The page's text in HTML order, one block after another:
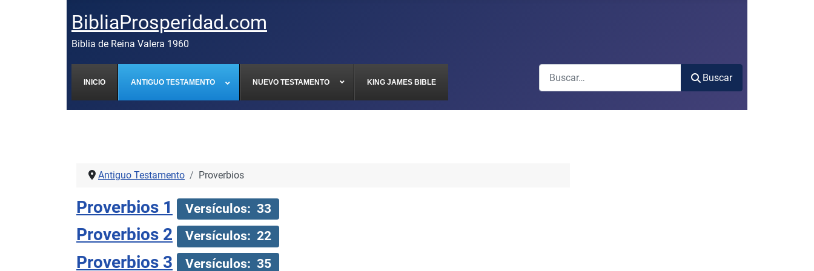
BibliaProsperidad.com
Biblia de Reina Valera 1960
INICIO ANTIGUO TESTAMENTO NUEVO TESTAMENTO KING JAMES BIBLE
Buscar
Buscar
Antiguo Testamento Proverbios
Proverbios 1 Versículos: 33
Proverbios 2 Versículos: 22
Proverbios 3 Versículos: 35